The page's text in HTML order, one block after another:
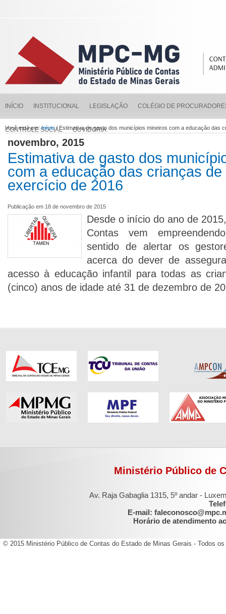
INÍCIO INSTITUCIONAL LEGISLAÇÃO COLÉGIO DE
CONTROLE SOCIAL OUVIDORIA
Você está em:Início/ Estimativa de gasto dos municípios mineiros com a educação das
novembro, 2015
Estimativa de gasto dos
com a educação das crianças
exercício de 2016
Publicação em 18 de novembro de 2015
Desde o início do ano de
Contas vem
sentido de alertar os
acerca do dever de
acesso à educação infantil para todas as
(cinco) anos de idade até 31 de dezembro de
Ministério Público de
Av. Raja Gabaglia 1315, 5º andar -
E-mail:
Horário de atendimento
© 2015 Ministério Público de Contas do Estado de Minas Gerais - Todos